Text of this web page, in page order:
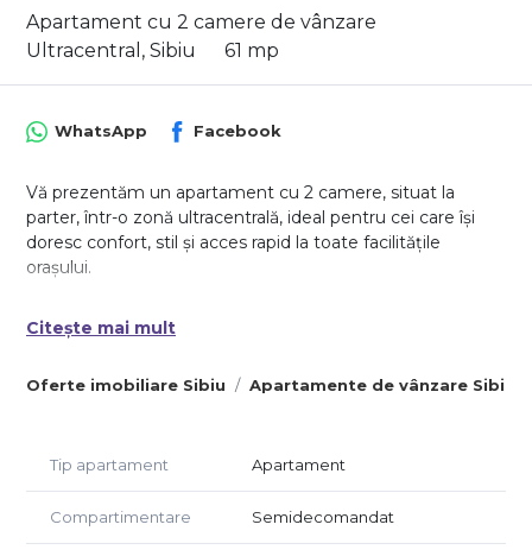
Apartament cu 2 camere de vânzare
Ultracentral, Sibiu
61 mp
Oferte imobiliare Sibiu Apartamente de vânzare Sibiu
WhatsApp Facebook
Vă prezentăm un apartament cu 2 camere, situat la
parter, într-o zonă ultracentrală, ideal pentru cei care își
doresc confort, stil și acces rapid la toate facilitățile
orașului.
luminozitate naturală și o compartimentare eficientă.
legătura cu dormitorul matrimonial, o bucătărie complet
Confortul este asigurat de centrala proprie și calorifere, iar
Zona oferă toate avantajele unei vieți urbane active —
Citește mai mult
Tip apartament Apartament
Compartimentare Semidecomandat